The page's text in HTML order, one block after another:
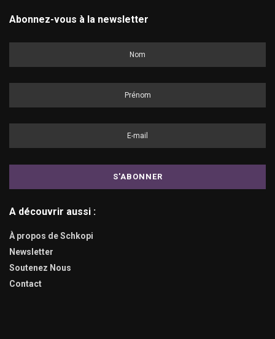
Abonnez-vous à la newsletter
A découvrir aussi :
À propos de Schkopi
Newsletter
Soutenez Nous
Contact